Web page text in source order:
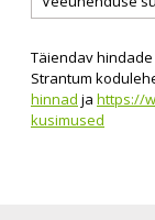
Täiendav
Strantum
hinnad ja https://
kusimused